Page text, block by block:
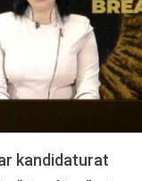
kandidaturat